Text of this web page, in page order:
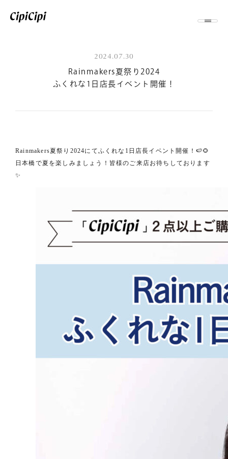
2024.07.30
Rainmakers夏祭り2024
ふくれな1日店長イベント開催！
Rainmakers夏祭り2024にてふくれな1日店長イベント開催！🍉🌻
日本橋で夏を楽しみましょう！皆様のご来店お待ちしております
✨